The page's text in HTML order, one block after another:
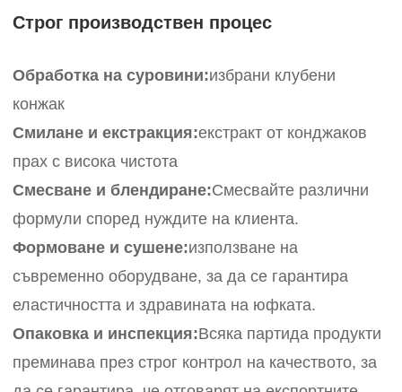
Строг производствен процес
Обработка на суровини:избрани клубени
конжак
Смилане и екстракция:екстракт от конджаков
прах с висока чистота
Смесване и блендиране:Смесвайте различни
формули според нуждите на клиента.
Формоване и сушене:използване на
съвременно оборудване, за да се гарантира
еластичността и здравината на юфката.
Опаковка и инспекция:Всяка партида продукти
преминава през строг контрол на качеството, за